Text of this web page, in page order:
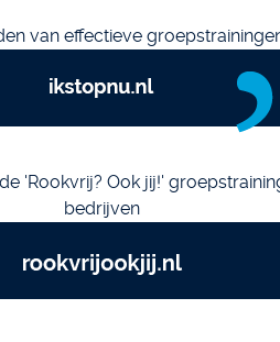
van effectieve
'Rookvrij? Ook jij!'
bedrijven